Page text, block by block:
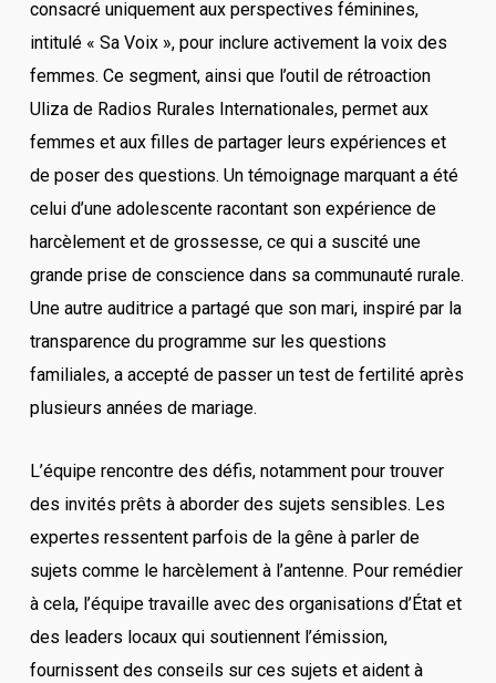
consacré uniquement aux perspectives féminines,
intitulé « Sa Voix », pour inclure activement la voix des
femmes. Ce segment, ainsi que l’outil de rétroaction
Uliza de Radios Rurales Internationales, permet aux
femmes et aux filles de partager leurs expériences et
de poser des questions. Un témoignage marquant a été
celui d’une adolescente racontant son expérience de
harcèlement et de grossesse, ce qui a suscité une
grande prise de conscience dans sa communauté rurale.
Une autre auditrice a partagé que son mari, inspiré par la
transparence du programme sur les questions
familiales, a accepté de passer un test de fertilité après
plusieurs années de mariage.
L’équipe rencontre des défis, notamment pour trouver
des invités prêts à aborder des sujets sensibles. Les
expertes ressentent parfois de la gêne à parler de
sujets comme le harcèlement à l’antenne. Pour remédier
à cela, l’équipe travaille avec des organisations d’État et
des leaders locaux qui soutiennent l’émission,
fournissent des conseils sur ces sujets et aident à